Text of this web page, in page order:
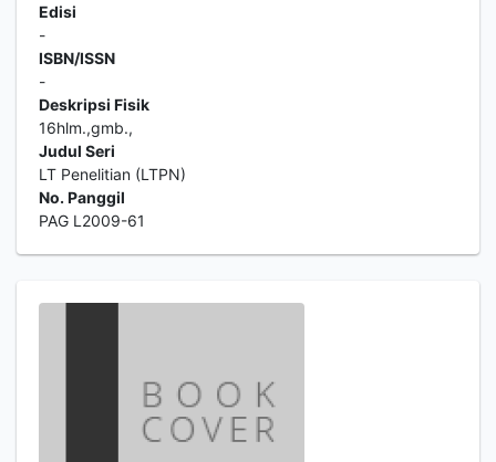
Edisi
-
ISBN/ISSN
-
Deskripsi Fisik
16hlm.,gmb.,
Judul Seri
LT Penelitian (LTPN)
No. Panggil
PAG L2009-61